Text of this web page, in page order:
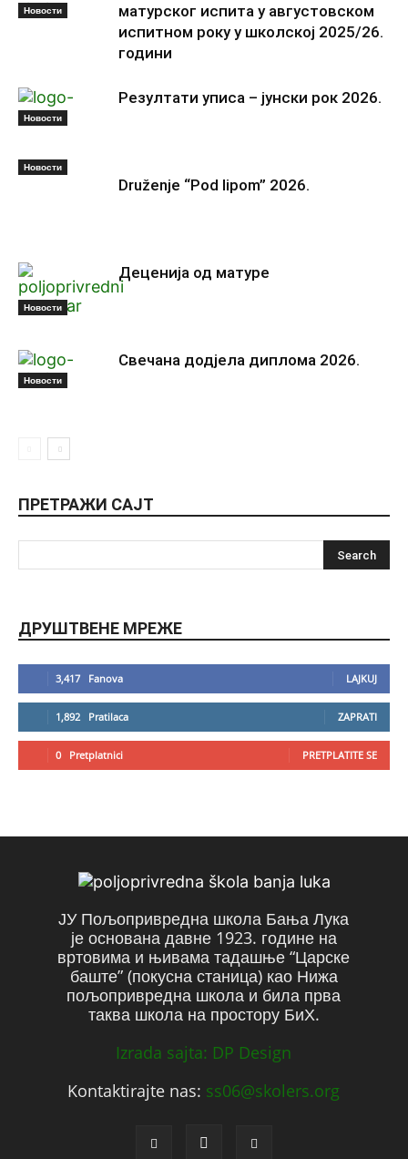
Новости
матурског испита у августовском
испитном року у школској 2025/26.
години
Новости
Резултати уписа – јунски рок 2026.
Новости
Druženje “Pod lipom” 2026.
Новости
Деценија од матуре
Новости
Свечана додјела диплома 2026.
ПРЕТРАЖИ САЈТ
ДРУШТВЕНЕ МРЕЖЕ
3,417 Fanova LAJKUJ
1,892 Pratilaca ZAPRATI
0 Pretplatnici PRETPLATITE SE
ЈУ Пољопривредна школа Бања Лука
је основана давне 1923. године на
вртовима и њивама тадашње “Царске
баште” (покусна станица) као Нижа
пољопривредна школа и била прва
таква школа на простору БиХ.
Izrada sajta: DP Design
Kontaktirajte nas: ss06@skolers.org